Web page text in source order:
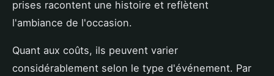
prises racontent une histoire et reflètent
l'ambiance de l'occasion.
Quant aux coûts, ils peuvent varier
considérablement selon le type d'événement. Par